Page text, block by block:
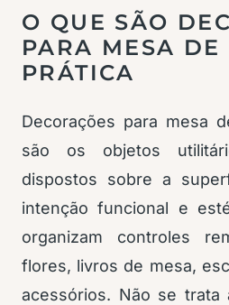
O QUE SÃO
PARA MESA DE
PRÁTICA
Decorações para mesa
são os objetos
dispostos sobre a
intenção funcional e
organizam controles
flores, livros de mesa,
acessórios. Não se trata